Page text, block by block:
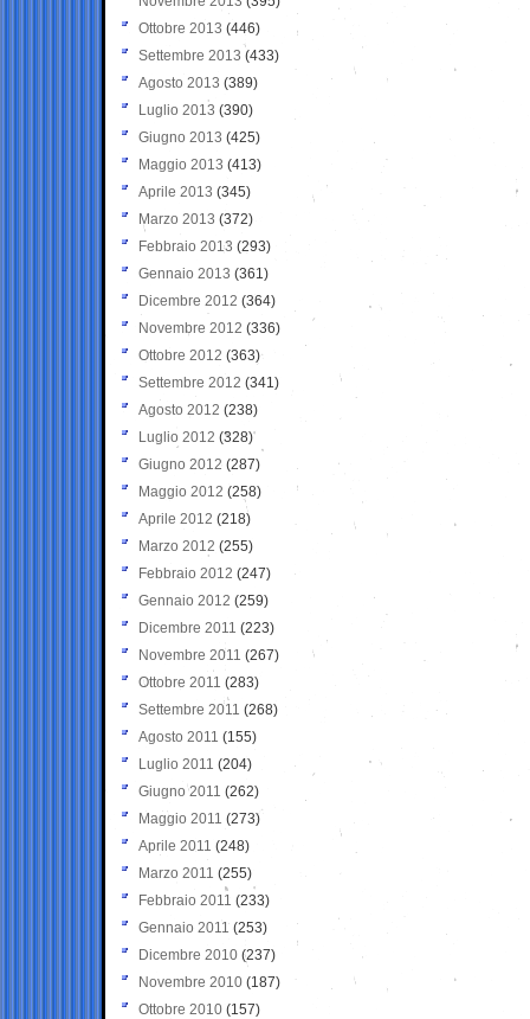
Ottobre 2013 (446)
Settembre 2013 (433)
Agosto 2013 (389)
Luglio 2013 (390)
Giugno 2013 (425)
Maggio 2013 (413)
Aprile 2013 (345)
Marzo 2013 (372)
Febbraio 2013 (293)
Gennaio 2013 (361)
Dicembre 2012 (364)
Novembre 2012 (336)
Ottobre 2012 (363)
Settembre 2012 (341)
Agosto 2012 (238)
Luglio 2012 (328)
Giugno 2012 (287)
Maggio 2012 (258)
Aprile 2012 (218)
Marzo 2012 (255)
Febbraio 2012 (247)
Gennaio 2012 (259)
Dicembre 2011 (223)
Novembre 2011 (267)
Ottobre 2011 (283)
Settembre 2011 (268)
Agosto 2011 (155)
Luglio 2011 (204)
Giugno 2011 (262)
Maggio 2011 (273)
Aprile 2011 (248)
Marzo 2011 (255)
Febbraio 2011 (233)
Gennaio 2011 (253)
Dicembre 2010 (237)
Novembre 2010 (187)
Ottobre 2010 (157)